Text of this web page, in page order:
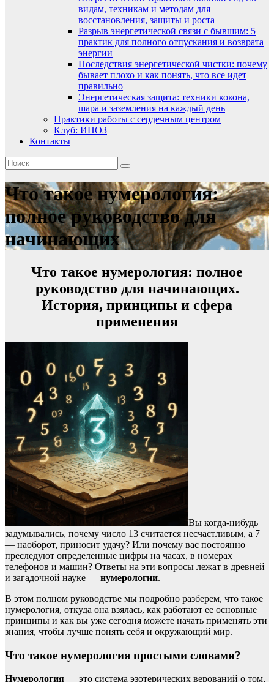
видам, техникам и методам для
восстановления, защиты и роста
Разрыв энергетической связи с бывшим: 5
практик для полного отпускания и возврата
энергии
Последствия энергетической чистки: почему
бывает плохо и как понять, что все идет
правильно
Энергетическая защита: техники кокона,
шара и заземления на каждый день
Практики работы с сердечным центром
Клуб: ИПОЗ
Контакты
Что такое нумерология:
полное руководство для
начинающих
Что такое нумерология: полное
руководство для начинающих.
История, принципы и сфера
применения
Вы когда-нибудь
задумывались, почему число 13 считается несчастливым, а 7
— наоборот, приносит удачу? Или почему вас постоянно
преследуют определенные цифры на часах, в номерах
телефонов и машин? Ответы на эти вопросы лежат в древней
и загадочной науке — нумерологии.
В этом полном руководстве мы подробно разберем, что такое
нумерология, откуда она взялась, как работают ее основные
принципы и как вы уже сегодня можете начать применять эти
знания, чтобы лучше понять себя и окружающий мир.
Что такое нумерология простыми словами?
Нумерология — это система эзотерических верований о том,